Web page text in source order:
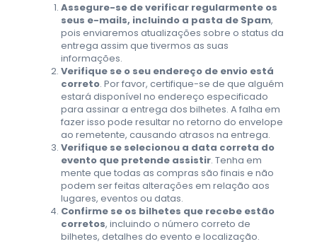
Assegure-se de verificar regularmente os
seus e-mails, incluindo a pasta de Spam,
pois enviaremos atualizações sobre o status da
entrega assim que tivermos as suas
informações.
Verifique se o seu endereço de envio está
correto. Por favor, certifique-se de que alguém
estará disponível no endereço especificado
para assinar a entrega dos bilhetes. A falha em
fazer isso pode resultar no retorno do envelope
ao remetente, causando atrasos na entrega.
Verifique se selecionou a data correta do
evento que pretende assistir. Tenha em
mente que todas as compras são finais e não
podem ser feitas alterações em relação aos
lugares, eventos ou datas.
Confirme se os bilhetes que recebe estão
corretos, incluindo o número correto de
bilhetes, detalhes do evento e localização.